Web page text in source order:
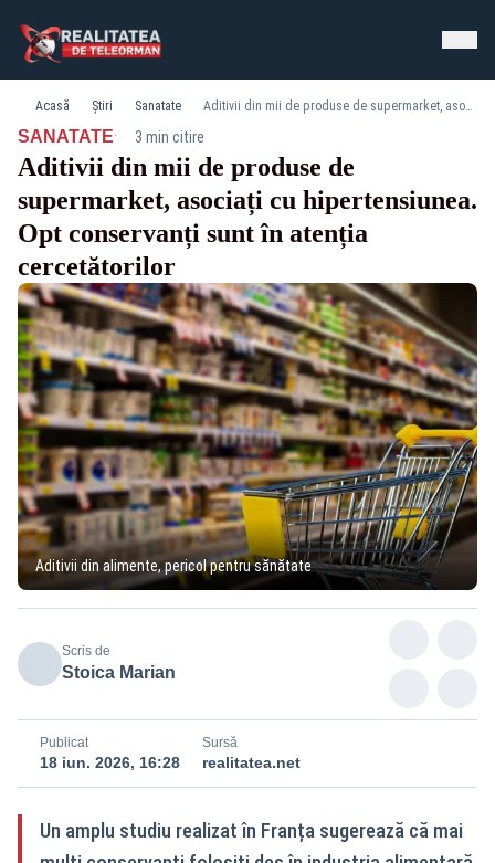
Acasă Știri Sanatate Aditivii din mii de produse de supermarket, asociați cu hipertensiunea. Opt conservanți sunt în atenția cercetătorilor
SANATATE· 3 min citire
Aditivii din mii de produse de
supermarket, asociați cu hipertensiunea.
Opt conservanți sunt în atenția
cercetătorilor
Aditivii din alimente, pericol pentru sănătate
Scris de
Stoica Marian
Publicat
18 iun. 2026, 16:28
Sursă
realitatea.net
Un amplu studiu realizat în Franța sugerează că mai